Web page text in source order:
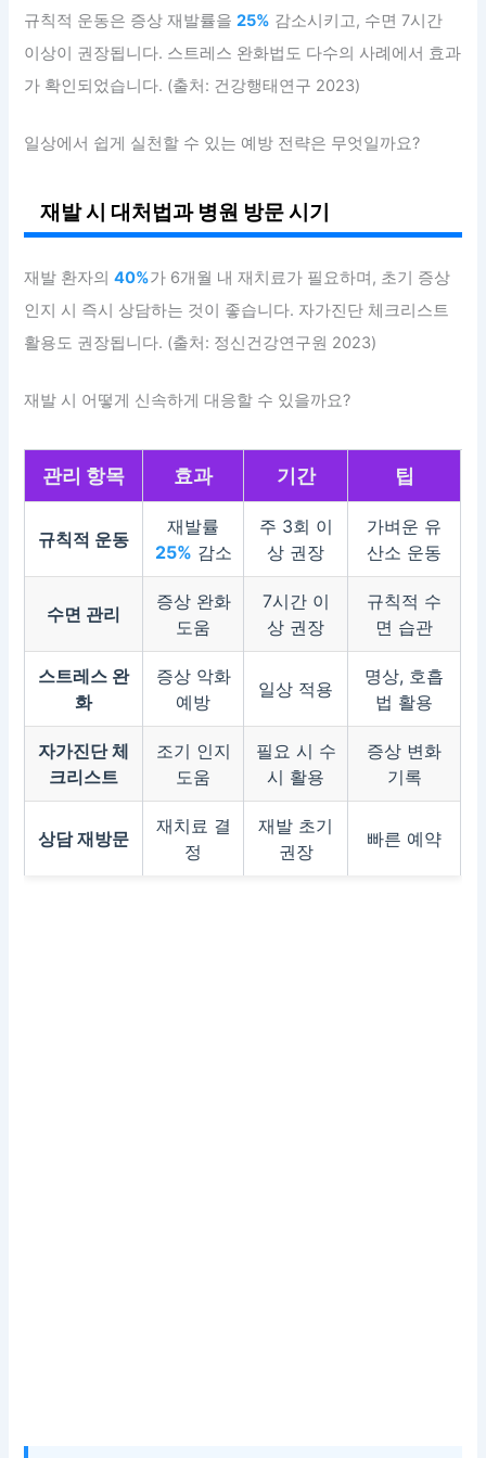
규칙적 운동은 증상 재발률을25% 감소시키고, 수면 7시간
이상이 권장됩니다. 스트레스 완화법도 다수의 사례에서 효과
가 확인되었습니다. (출처: 건강행태연구 2023)
일상에서 쉽게 실천할 수 있는 예방 전략은 무엇일까요?
재발 시 대처법과 병원 방문 시기
재발 환자의40%가 6개월 내 재치료가 필요하며, 초기 증상
인지 시 즉시 상담하는 것이 좋습니다. 자가진단 체크리스트
활용도 권장됩니다. (출처: 정신건강연구원 2023)
재발 시 어떻게 신속하게 대응할 수 있을까요?
관리 항목 효과 기간 팁
규칙적 운동
재발률
25% 감소
주 3회 이
상 권장
가벼운 유
산소 운동
수면 관리
증상 완화
도움
7시간 이
상 권장
규칙적 수
면 습관
스트레스 완
화
증상 악화
예방
일상 적용
명상, 호흡
법 활용
자가진단 체
크리스트
조기 인지
도움
필요 시 수
시 활용
증상 변화
기록
상담 재방문
재치료 결
정
재발 초기
권장
빠른 예약